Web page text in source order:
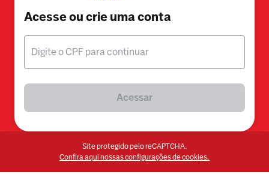
Acesse ou crie uma conta
Digite o CPF para continuar
Acessar
Site protegido pelo reCAPTCHA.
Confira aqui nossas configurações de cookies.